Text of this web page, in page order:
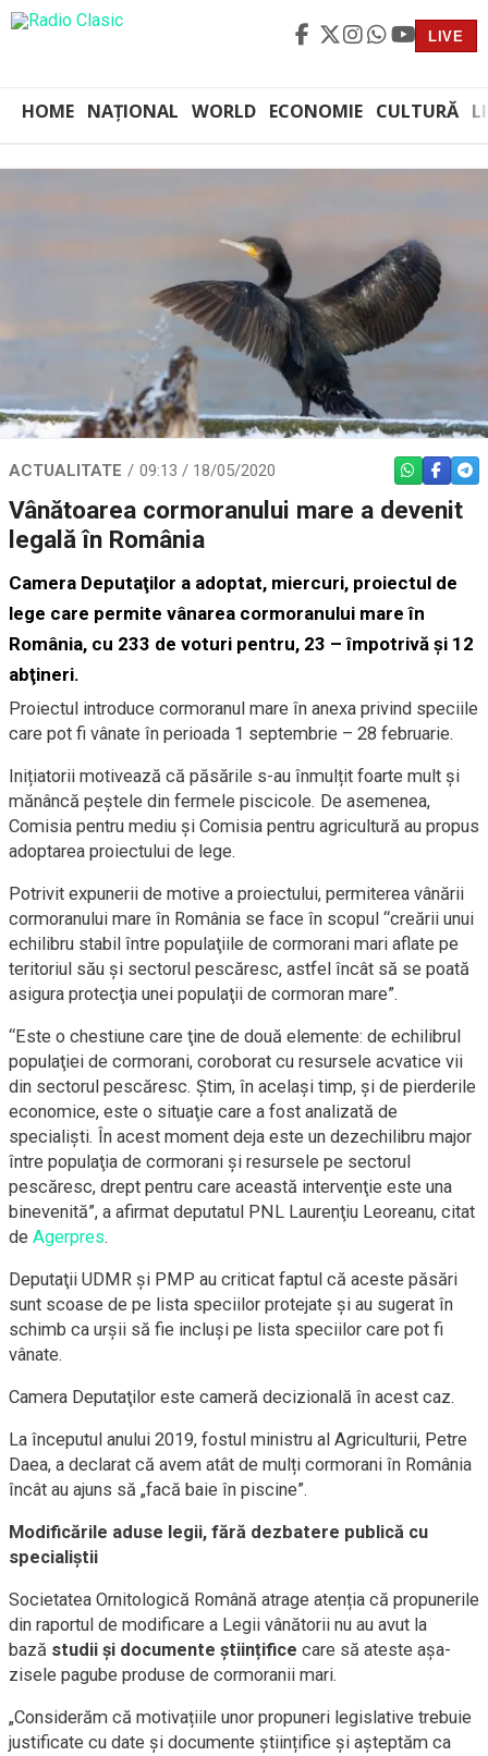
LIVE
HOME NAȚIONAL WORLD ECONOMIE CULTURĂ
ACTUALITATE 09:13 / 18/05/2020 WHATSAPP
Vânătoarea cormoranului mare a devenit
legală în România
Camera Deputaţilor a adoptat, miercuri, proiectul de
lege care permite vânarea cormoranului mare în
România, cu 233 de voturi pentru, 23 – împotrivă şi 12
abţineri.
Proiectul introduce cormoranul mare în anexa privind speciile
care pot fi vânate în perioada 1 septembrie – 28 februarie.
Inițiatorii motivează că păsările s-au înmulțit foarte mult și
mănâncă peștele din fermele piscicole. De asemenea,
Comisia pentru mediu şi Comisia pentru agricultură au propus
adoptarea proiectului de lege.
Potrivit expunerii de motive a proiectului, permiterea vânării
cormoranului mare în România se face în scopul “creării unui
echilibru stabil între populaţiile de cormorani mari aflate pe
teritoriul său şi sectorul pescăresc, astfel încât să se poată
asigura protecţia unei populaţii de cormoran mare”.
“Este o chestiune care ţine de două elemente: de echilibrul
populaţiei de cormorani, coroborat cu resursele acvatice vii
din sectorul pescăresc. Ştim, în acelaşi timp, şi de pierderile
economice, este o situaţie care a fost analizată de
specialişti. În acest moment deja este un dezechilibru major
între populaţia de cormorani şi resursele pe sectorul
pescăresc, drept pentru care această intervenţie este una
binevenită”, a afirmat deputatul PNL Laurenţiu Leoreanu, citat
de Agerpres.
Deputaţii UDMR şi PMP au criticat faptul că aceste păsări
sunt scoase de pe lista speciilor protejate şi au sugerat în
schimb ca urşii să fie incluşi pe lista speciilor care pot fi
vânate.
Camera Deputaţilor este cameră decizională în acest caz.
La începutul anului 2019, fostul ministru al Agriculturii, Petre
Daea, a declarat că avem atât de mulți cormorani în România
încât au ajuns să „facă baie în piscine”.
Modificările aduse legii, fără dezbatere publică cu
specialiștii
Societatea Ornitologică Română atrage atenția că propunerile
din raportul de modificare a Legii vânătorii nu au avut la
bază studii și documente științifice care să ateste așa-
zisele pagube produse de cormoranii mari.
„Considerăm că motivațiile unor propuneri legislative trebuie
justificate cu date și documente științifice și așteptăm ca